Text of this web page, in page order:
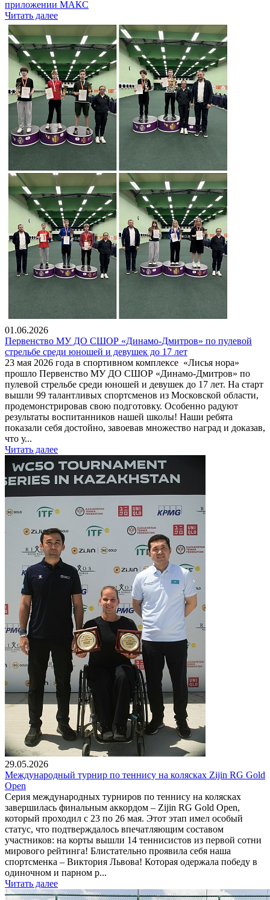
приложении МАКС
Читать далее
01.06.2026
Первенство МУ ДО СШОР «Динамо-Дмитров» по пулевой
стрельбе среди юношей и девушек до 17 лет
23 мая 2026 года в спортивном комплексе «Лисья нора»
прошло Первенство МУ ДО СШОР «Динамо-Дмитров» по
пулевой стрельбе среди юношей и девушек до 17 лет. На старт
вышли 99 талантливых спортсменов из Московской области,
продемонстрировав свою подготовку. Особенно радуют
результаты воспитанников нашей школы! Наши ребята
показали себя достойно, завоевав множество наград и доказав,
что у...
Читать далее
29.05.2026
Международный турнир по теннису на колясках Zijin RG Gold
Open
Серия международных турниров по теннису на колясках
завершилась финальным аккордом – Zijin RG Gold Open,
который проходил с 23 по 26 мая. Этот этап имел особый
статус, что подтверждалось впечатляющим составом
участников: на корты вышли 14 теннисистов из первой сотни
мирового рейтинга! Блистательно проявила себя наша
спортсменка – Виктория Львова! Которая одержала победу в
одиночном и парном р...
Читать далее